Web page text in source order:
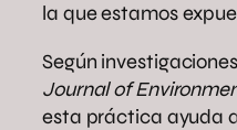
la que estamos
Según
Journal of
esta práctica ayuda